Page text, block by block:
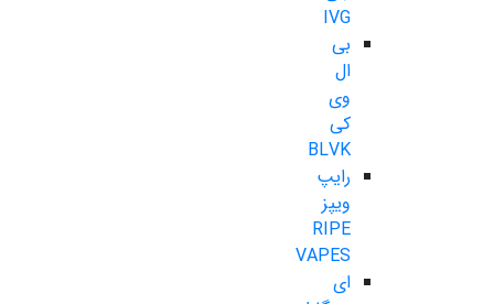
IVG
بی
ال
وی
کی
BLVK
رایپ
ویپز
RIPE
VAPES
ای